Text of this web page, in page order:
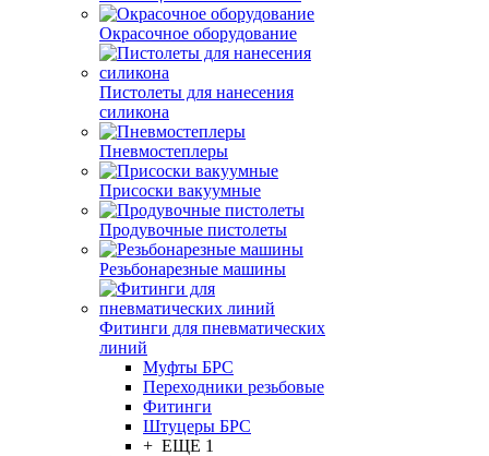
Окрасочное оборудование
Пистолеты для нанесения
силикона
Пневмостеплеры
Присоски вакуумные
Продувочные пистолеты
Резьбонарезные машины
Фитинги для пневматических
линий
Муфты БРС
Переходники резьбовые
Фитинги
Штуцеры БРС
+ ЕЩЕ 1